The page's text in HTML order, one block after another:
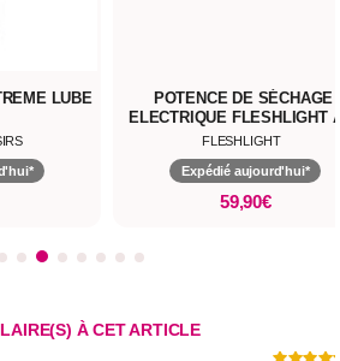
LUBRIFIANT BASE
FLESHLUBE
FLESHLIGHT
Expédié aujourd'hui*
20,90€
À CET ARTICLE